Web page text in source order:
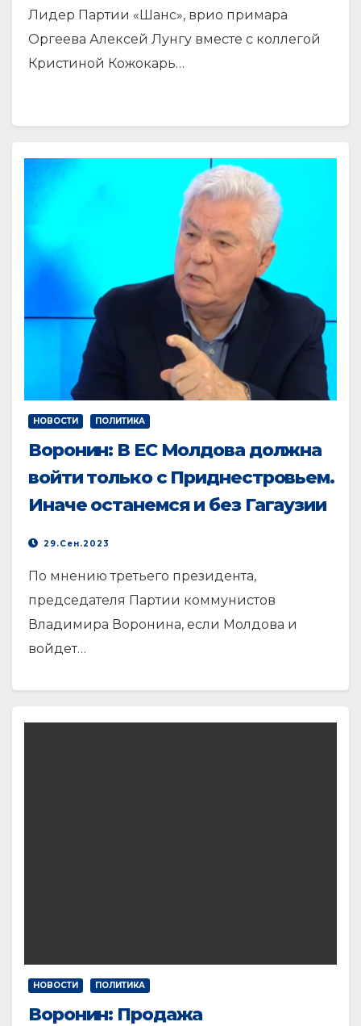
Лидер Партии «Шанс», врио примара
Оргеева Алексей Лунгу вместе с коллегой
Кристиной Кожокарь…
НОВОСТИ ПОЛИТИКА
Воронин: В ЕС Молдова должна
войти только с Приднестровьем.
Иначе останемся и без Гагаузии
29.Сен.2023
По мнению третьего президента,
председателя Партии коммунистов
Владимира Воронина, если Молдова и
войдет…
НОВОСТИ ПОЛИТИКА
Воронин: Продажа